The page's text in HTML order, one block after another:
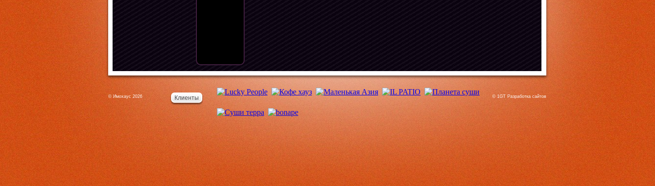
© Имохаус 2026 Клиенты © 1GT Разработка сайтов